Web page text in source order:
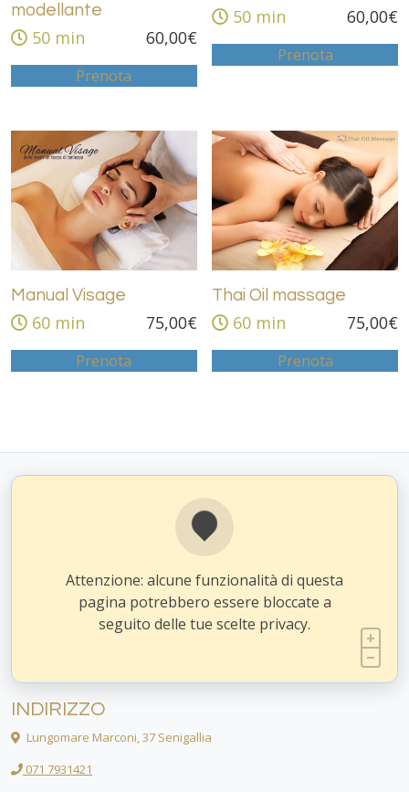
modellante
50 min 60,00€
Prenota
50 min 60,00€
Prenota
Manual Visage
60 min 75,00€
Prenota
Thai Oil massage
60 min 75,00€
Prenota
Attenzione: alcune funzionalità di questa
pagina potrebbero essere bloccate a
seguito delle tue scelte privacy.
INDIRIZZO
Lungomare Marconi, 37 Senigallia
071 7931421